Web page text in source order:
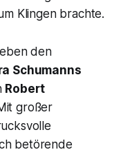
Klingen brachte.
den
Schumanns
Robert
großer
betörende